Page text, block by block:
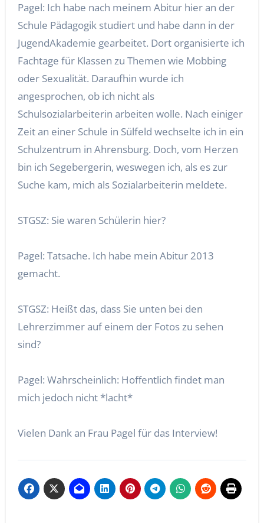
Pagel: Ich habe nach meinem Abitur hier an der
Schule Pädagogik studiert und habe dann in der
JugendAkademie gearbeitet. Dort organisierte ich
Fachtage für Klassen zu Themen wie Mobbing
oder Sexualität. Daraufhin wurde ich
angesprochen, ob ich nicht als
Schulsozialarbeiterin arbeiten wolle. Nach einiger
Zeit an einer Schule in Sülfeld wechselte ich in ein
Schulzentrum in Ahrensburg. Doch, vom Herzen
bin ich Segebergerin, weswegen ich, als es zur
Suche kam, mich als Sozialarbeiterin meldete.
STGSZ: Sie waren Schülerin hier?
Pagel: Tatsache. Ich habe mein Abitur 2013
gemacht.
STGSZ: Heißt das, dass Sie unten bei den
Lehrerzimmer auf einem der Fotos zu sehen
sind?
Pagel: Wahrscheinlich: Hoffentlich findet man
mich jedoch nicht *lacht*
Vielen Dank an Frau Pagel für das Interview!